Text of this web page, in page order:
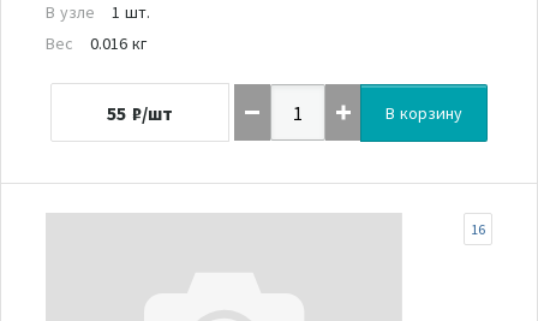
В узле
1 шт.
Вес
0.016 кг
55 ₽/шт В корзину
16